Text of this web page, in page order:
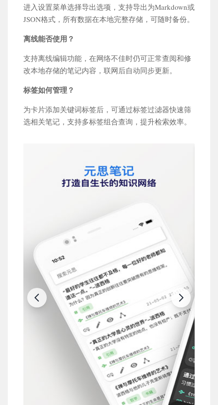
进入设置菜单选择导出选项，支持导出为Markdown或
JSON格式，所有数据在本地完整存储，可随时备份。
离线能否使用？
支持离线编辑功能，在网络不佳时仍可正常查阅和修
改本地存储的笔记内容，联网后自动同步更新。
标签如何管理？
为卡片添加关键词标签后，可通过标签过滤器快速筛
选相关笔记，支持多标签组合查询，提升检索效率。